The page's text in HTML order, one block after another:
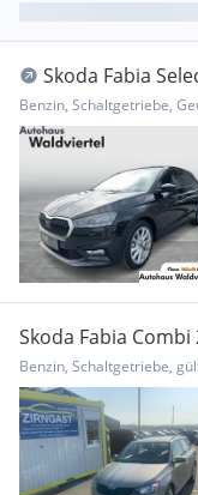
Skoda Fabia
Benzin, Schaltgetriebe,
Skoda Fabia Combi
Mona...
Benzin, Schaltgetriebe,